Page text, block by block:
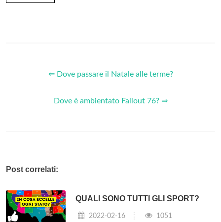
⇐ Dove passare il Natale alle terme?
Dove è ambientato Fallout 76? ⇒
Post correlati:
QUALI SONO TUTTI GLI SPORT?
2022-02-16 1051